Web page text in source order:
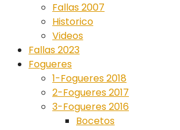
Fallas 2007
Historico
Videos
Fallas 2023
Fogueres
1-Fogueres 2018
2-Fogueres 2017
3-Fogueres 2016
Bocetos